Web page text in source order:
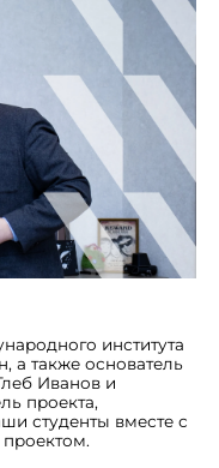
института
а также основатель
Иванов и
проекта,
студенты вместе с